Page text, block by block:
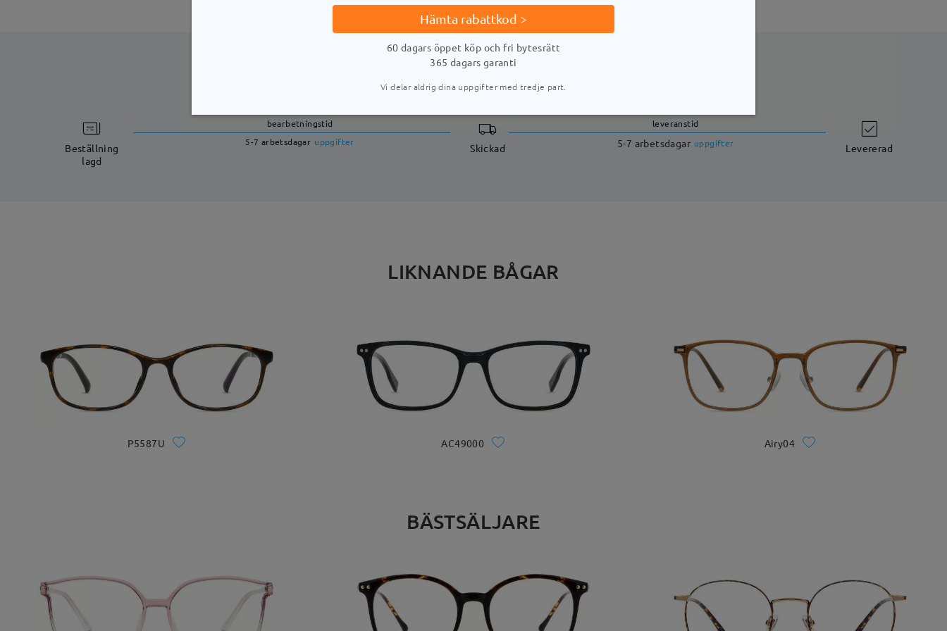
LEVERANS
Beställning
lagd
bearbetningstid
5-7 arbetsdagar uppgifter Skickad
leveranstid
5-7 arbetsdagar uppgifter Levererad
LIKNANDE BÅGAR
P5587U AC49000 Airy04
BÄSTSÄLJARE
Hämta rabattkod >
60 dagars öppet köp och fri bytesrätt
365 dagars garanti
Vi delar aldrig dina uppgifter med tredje part.